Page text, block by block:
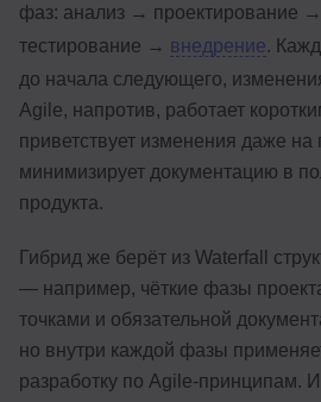
фаз: анализ → проектирование
тестирование → внедрение.
до начала следующего,
Agile, напротив, работает
приветствует изменения даже на
минимизирует документацию в
продукта.
Гибрид же берёт из Waterfall
— например, чёткие фазы
точками и обязательной
но внутри каждой фазы
разработку по Agile-принципам.